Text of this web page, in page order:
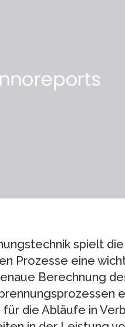
spielt
Prozesse eine
Berechnung
die Abläufe in